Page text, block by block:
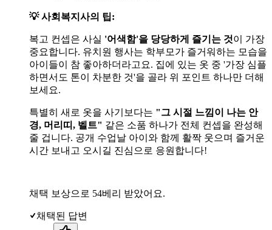
💡 사회복지사의 팁:
복고 컨셉은 사실 '어색함'을 당당하게 즐기는 것이 가장
중요합니다. 유치원 행사는 학부모가 즐거워하는 모습을
아이들이 참 좋아하더라고요. 집에 있는 옷 중 '가장 심플
하면서도 톤이 차분한 것'을 골라 위 포인트 하나만 더해
보세요.
특별히 새로 옷을 사기보다는 "그 시절 느낌이 나는 안
경, 머리띠, 벨트" 같은 소품 하나가 전체 컨셉을 완성해
줄 겁니다. 공개 수업날 아이와 함께 활짝 웃으며 즐거운
시간 보내고 오시길 진심으로 응원합니다!
채택 보상으로 54베리 받았어요.
채택된 답변